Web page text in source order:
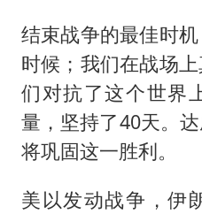
结束战争的最佳时
时候；我们在战场
们对抗了这个世界
量，坚持了40天。
将巩固这一胜利。
美以发动战争，伊